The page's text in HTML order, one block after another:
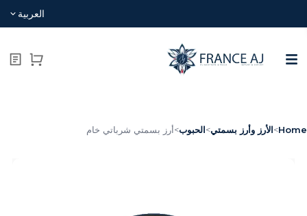
العربية
>الأرز وأرز بسمتي>الحبوب>أرز بسمتي شرباتي خام